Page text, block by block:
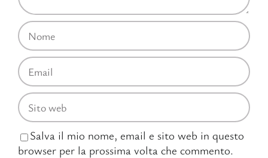
Salva il mio nome, email e sito web in questo
browser per la prossima volta che commento.